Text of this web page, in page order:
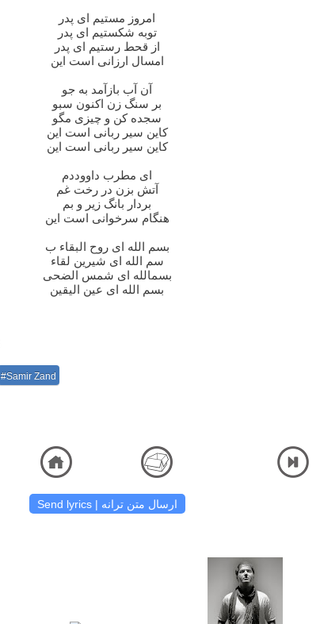
امروز مستیم ای پدر
توبه شکستیم ای پدر
از قحط رستیم ای پدر
امسال ارزانی است این
آن آب بازآمد به جو
بر سنگ زن اکنون سبو
سجده کن و چیزی مگو
کاین سیر ربانی است این
کاین سیر ربانی است این
ای مطرب داووددم
آتش بزن در رخت غم
بردار بانگ زیر و بم
هنگام سرخوانی است این
بسم الله ای روح البقاء ب
سم الله ای شیرین لقاء
بسمالله ای شمس الضحی
بسم الله ای عین الیقین
#Samir Zand